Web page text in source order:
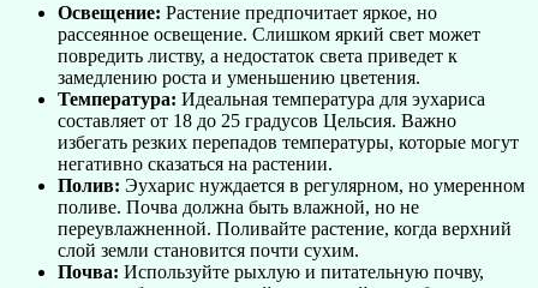
Освещение: Растение предпочитает яркое, но
рассеянное освещение. Слишком яркий свет может
повредить листву, а недостаток света приведет к
замедлению роста и уменьшению цветения.
Температура: Идеальная температура для эухариса
составляет от 18 до 25 градусов Цельсия. Важно
избегать резких перепадов температуры, которые могут
негативно сказаться на растении.
Полив: Эухарис нуждается в регулярном, но умеренном
поливе. Почва должна быть влажной, но не
переувлажненной. Поливайте растение, когда верхний
слой земли становится почти сухим.
Почва: Используйте рыхлую и питательную почву,